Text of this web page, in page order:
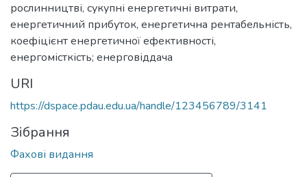
рослинництві, сукупні енергетичні витрати,
енергетичний прибуток, енергетична рентабельність,
коефіцієнт енергетичної ефективності,
енергомісткість; енерговіддача
URI
https://dspace.pdau.edu.ua/handle/123456789/3141
Зібрання
Фахові видання